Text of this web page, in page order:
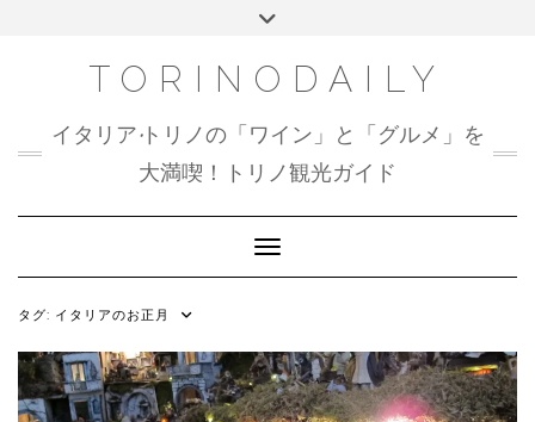
Toggle
TORINODAILY
イタリア•トリノの「ワイン」と「グルメ」を
大満喫！トリノ観光ガイド
Toggle Navigation
タグ: イタリアのお正月